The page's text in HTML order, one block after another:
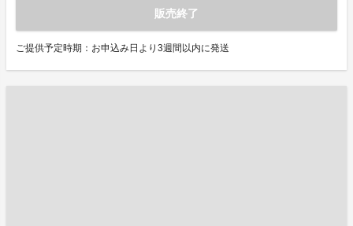
販売終了
ご提供予定時期：お申込み日より3週間以内に発送